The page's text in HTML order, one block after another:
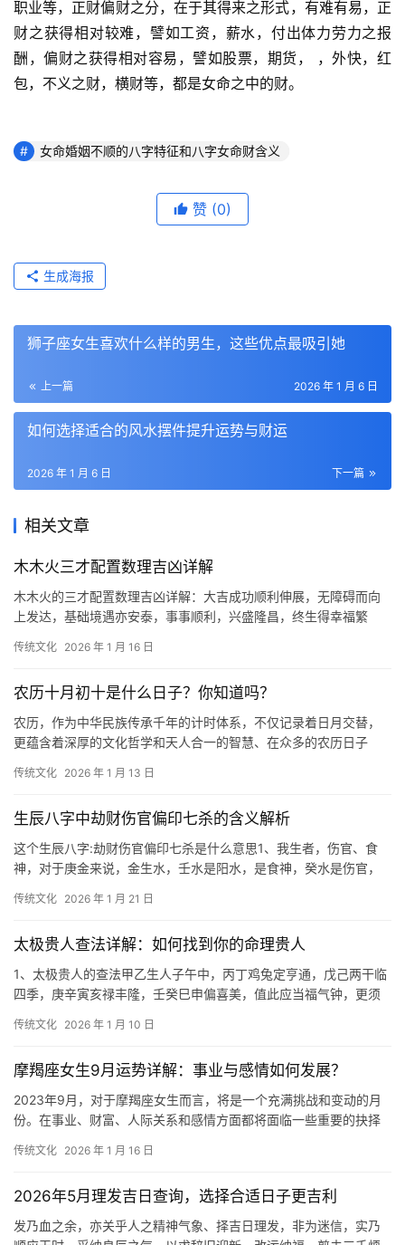
职业等，正财偏财之分，在于其得来之形式，有难有易，正
财之获得相对较难，譬如工资，薪水，付出体力劳力之报
酬，偏财之获得相对容易，譬如股票，期货， ，外快，红
包，不义之财，横财等，都是女命之中的财。
女命婚姻不顺的八字特征和八字女命财含义
赞 (0)
生成海报
狮子座女生喜欢什么样的男生，这些优点最吸引她
上一篇 2026 年 1 月 6 日
如何选择适合的风水摆件提升运势与财运
下一篇
2026 年 1 月 6 日
相关文章
木木火三才配置数理吉凶详解
木木火的三才配置数理吉凶详解：大吉成功顺利伸展，无障碍而向
上发达，基础境遇亦安泰，事事顺利，兴盛隆昌，终生得幸福繁
传统文化 2026 年 1 月 16 日
农历十月初十是什么日子？你知道吗？
农历，作为中华民族传承千年的计时体系，不仅记录着日月交替，
更蕴含着深厚的文化哲学和天人合一的智慧、在众多的农历日子
传统文化 2026 年 1 月 13 日
生辰八字中劫财伤官偏印七杀的含义解析
这个生辰八字:劫财伤官偏印七杀是什么意思1、我生者，伤官、食
神，对于庚金来说，金生水，壬水是阳水，是食神，癸水是伤官，
传统文化 2026 年 1 月 21 日
太极贵人查法详解：如何找到你的命理贵人
1、太极贵人的查法甲乙生人子午中，丙丁鸡兔定亨通，戊己两干临
四季，庚辛寅亥禄丰隆，壬癸巳申偏喜美，值此应当福气钟，更须
传统文化 2026 年 1 月 10 日
摩羯座女生9月运势详解：事业与感情如何发展？
2023年9月，对于摩羯座女生而言，将是一个充满挑战和变动的月
份。在事业、财富、人际关系和感情方面都将面临一些重要的抉择
传统文化 2026 年 1 月 16 日
2026年5月理发吉日查询，选择合适日子更吉利
发乃血之余，亦关乎人之精神气象、择吉日理发，非为迷信，实乃